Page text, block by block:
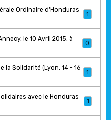
Ordinaire d'Honduras
le 10 Avril 2015, à
la Solidarité (Lyon, 14 - 16
avec le Honduras